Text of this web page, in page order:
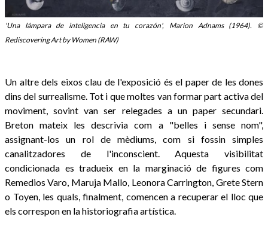
'Una lámpara de inteligencia en tu corazón', Marion Adnams (1964). ©
Rediscovering Art by Women (RAW)
Un altre dels eixos clau de l'exposició és el paper de les dones
dins del surrealisme. Tot i que moltes van formar part activa del
moviment, sovint van ser relegades a un paper secundari.
Breton mateix les descrivia com a "belles i sense nom",
assignant-los un rol de mèdiums, com si fossin simples
canalitzadores de l'inconscient. Aquesta visibilitat
condicionada es tradueix en la marginació de figures com
Remedios Varo, Maruja Mallo, Leonora Carrington, Grete Stern
o Toyen, les quals, finalment, comencen a recuperar el lloc que
els correspon en la historiografia artística.